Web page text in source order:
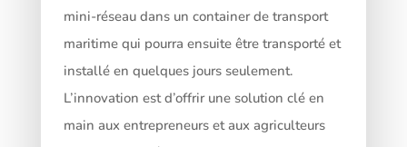
mini-réseau dans un container de transport
maritime qui pourra ensuite être transporté et
installé en quelques jours seulement.
L’innovation est d’offrir une solution clé en
main aux entrepreneurs et aux agriculteurs